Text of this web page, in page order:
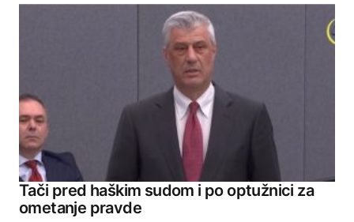
Tači pred haškim sudom i po optužnici za
ometanje pravde